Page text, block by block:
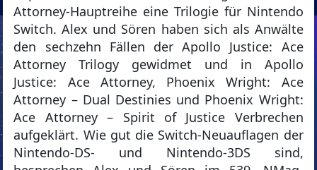
Attorney-Hauptreihe eine Trilogie für Nintendo
Switch. Alex und Sören haben sich als Anwälte
den sechzehn Fällen der Apollo Justice: Ace
Attorney Trilogy gewidmet und in Apollo
Justice: Ace Attorney, Phoenix Wright: Ace
Attorney – Dual Destinies und Phoenix Wright:
Ace Attorney – Spirit of Justice Verbrechen
aufgeklärt. Wie gut die Switch-Neuauflagen der
Nintendo-DS- und Nintendo-3DS sind,